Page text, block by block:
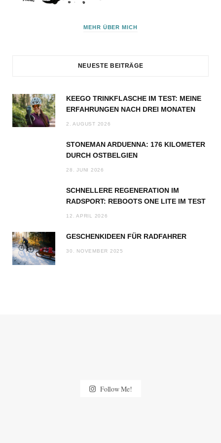
MEHR ÜBER MICH
NEUESTE BEITRÄGE
KEEGO TRINKFLASCHE IM TEST: MEINE
ERFAHRUNGEN NACH DREI MONATEN
2. AUGUST 2026
STONEMAN ARDUENNA: 176 KILOMETER
DURCH OSTBELGIEN
28. JUNI 2026
SCHNELLERE REGENERATION IM
RADSPORT: REBOOTS ONE LITE IM TEST
12. APRIL 2026
GESCHENKIDEEN FÜR RADFAHRER
30. NOVEMBER 2025
Follow Me!